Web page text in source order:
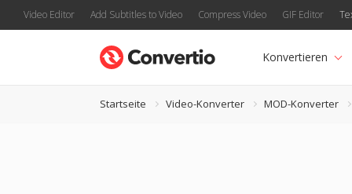
Video Editor Add Subtitles to Video Compress Video GIF Editor
Konvertieren
Startseite Video-Konverter MOD-Konverter